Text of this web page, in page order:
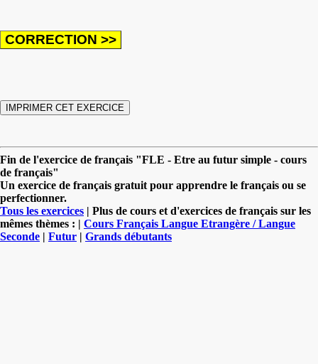
Fin de l'exercice de français "FLE - Etre au futur simple - cours
de français"
Un exercice de français gratuit pour apprendre le français ou se
perfectionner.
Tous les exercices | Plus de cours et d'exercices de français sur les
mêmes thèmes : | Cours Français Langue Etrangère / Langue
Seconde | Futur | Grands débutants